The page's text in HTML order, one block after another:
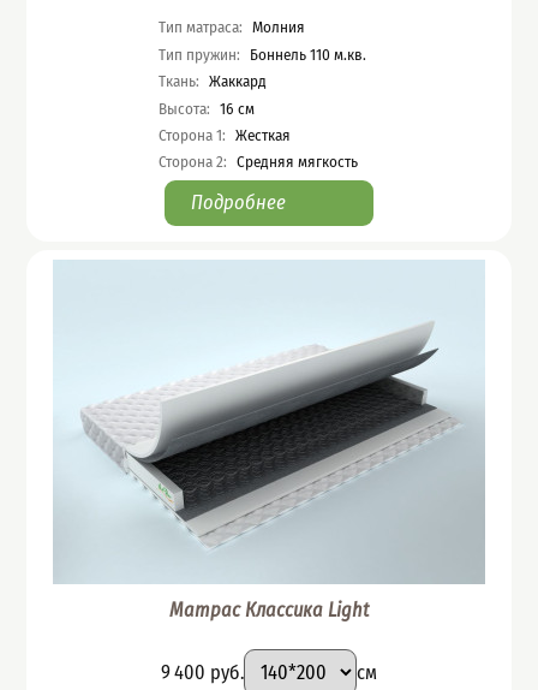
Характеристики
Тип матраса: Молния
Тип пружин:
Боннель 110 м.кв.
Ткань: Жаккард
Высота: 16 см
Сторона 1: Жесткая
Сторона 2: Средняя мягкость
Подробнее
Матрас Классика Light
Цена
9 400 руб.
Подобрать вариант
Размер:
см